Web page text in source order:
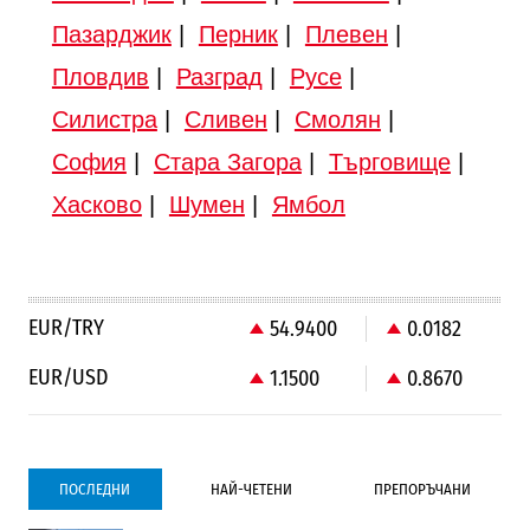
Пазарджик| Перник| Плевен |
Пловдив | Разград | Русе|
Силистра| Сливен | Смолян |
София | Стара Загора| Търговище|
Хасково| Шумен | Ямбол
EUR/TRY 54.9400
0.0182
EUR/USD
1.1500 0.8670
ПОСЛЕДНИ НАЙ-ЧЕТЕНИ ПРЕПОРЪЧАНИ